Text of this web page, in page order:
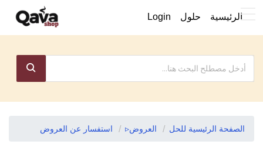
الرئيسية حلول Login
الصفحة الرئيسية للحل العروض▹ استفسار عن العروض